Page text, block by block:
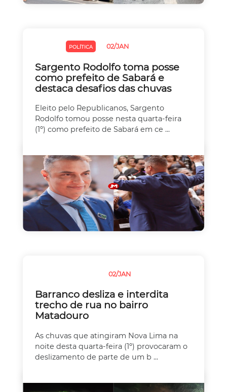
POLÍTICA 02/JAN
Sargento Rodolfo toma posse
como prefeito de Sabará e
destaca desafios das chuvas
Eleito pelo Republicanos, Sargento
Rodolfo tomou posse nesta quarta-feira
(1º) como prefeito de Sabará em ce ...
02/JAN
Barranco desliza e interdita
trecho de rua no bairro
Matadouro
As chuvas que atingiram Nova Lima na
noite desta quarta-feira (1º) provocaram o
deslizamento de parte de um b ...